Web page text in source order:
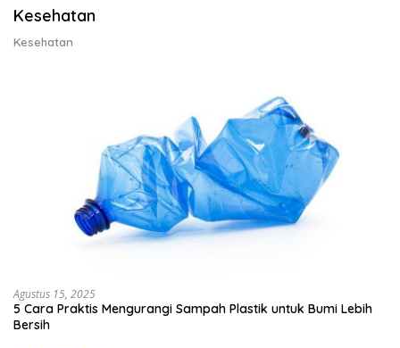
Kesehatan
Kesehatan
Agustus 15, 2025
5 Cara Praktis Mengurangi Sampah Plastik untuk Bumi Lebih
Bersih